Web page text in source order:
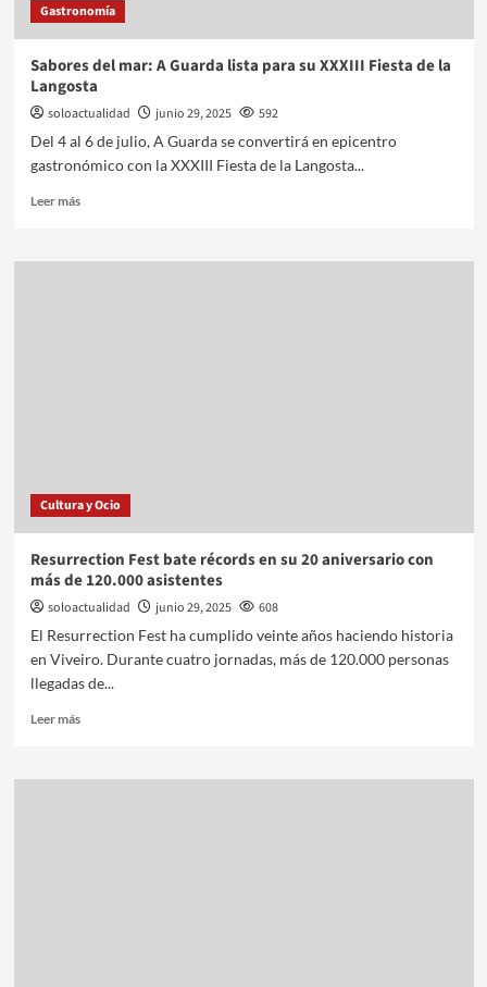
Gastronomía
Sabores del mar: A Guarda lista para su XXXIII Fiesta de la
Langosta
soloactualidad junio 29, 2025
592
Del 4 al 6 de julio, A Guarda se convertirá en epicentro
gastronómico con la XXXIII Fiesta de la Langosta...
Leer más
Cultura y Ocio
Resurrection Fest bate récords en su 20 aniversario con
más de 120.000 asistentes
soloactualidad junio 29, 2025
608
El Resurrection Fest ha cumplido veinte años haciendo historia
en Viveiro. Durante cuatro jornadas, más de 120.000 personas
llegadas de...
Leer más